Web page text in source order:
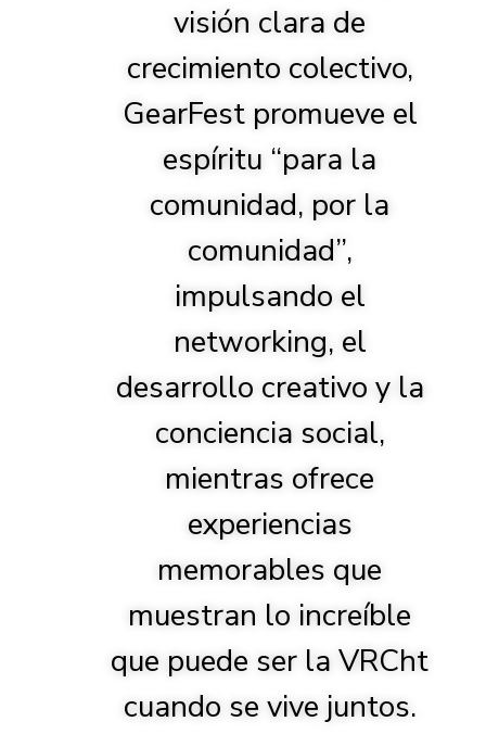
visión clara de
crecimiento colectivo,
GearFest promueve el
espíritu “para la
comunidad, por la
comunidad”,
impulsando el
networking, el
desarrollo creativo y la
conciencia social,
mientras ofrece
experiencias
memorables que
muestran lo increíble
que puede ser la VRCht
cuando se vive juntos.